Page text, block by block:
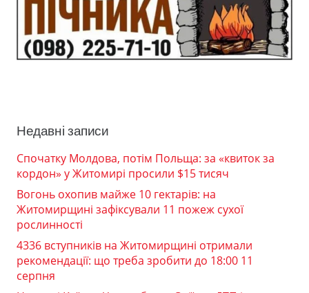
Недавні записи
Спочатку Молдова, потім Польща: за «квиток за
кордон» у Житомирі просили $15 тисяч
Вогонь охопив майже 10 гектарів: на
Житомирщині зафіксували 11 пожеж сухої
рослинності
4336 вступників на Житомирщині отримали
рекомендації: що треба зробити до 18:00 11
серпня